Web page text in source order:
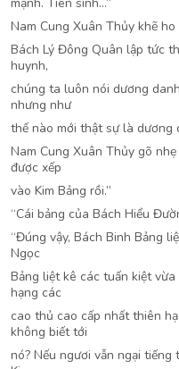
Nam Cung Xuân Thủy khẽ
Bách Lý Đông Quân lập tức
huynh,
chúng ta luôn nói dương
nhưng như
thế nào mới thật sự là dương
Nam Cung Xuân Thủy gõ
được xếp
vào Kim Bảng rồi.”
“Cái bảng của Bách Hiểu
“Đúng vậy, Bách Binh Bảng
Ngọc
Bảng liệt kê các tuấn kiệt
hạng các
cao thủ cao cấp nhất thiên
không biết tới
nó? Nếu ngươi vẫn ngại